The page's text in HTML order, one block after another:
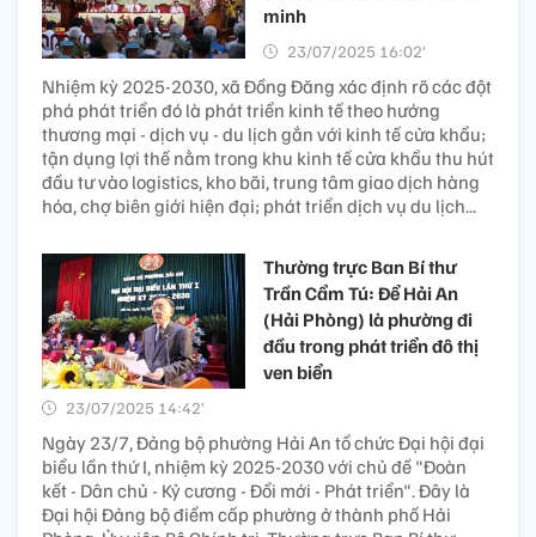
minh
23/07/2025 16:02’
Nhiệm kỳ 2025-2030, xã Đồng Đăng xác định rõ các đột
phá phát triển đó là phát triển kinh tế theo hướng
thương mại - dịch vụ - du lịch gắn với kinh tế cửa khẩu;
tận dụng lợi thế nằm trong khu kinh tế cửa khẩu thu hút
đầu tư vào logistics, kho bãi, trung tâm giao dịch hàng
hóa, chợ biên giới hiện đại; phát triển dịch vụ du lịch...
Thường trực Ban Bí thư
Trần Cẩm Tú: Để Hải An
(Hải Phòng) là phường đi
đầu trong phát triển đô thị
ven biển
23/07/2025 14:42’
Ngày 23/7, Đảng bộ phường Hải An tổ chức Đại hội đại
biểu lần thứ I, nhiệm kỳ 2025-2030 với chủ đề "Đoàn
kết - Dân chủ - Kỷ cương - Đổi mới - Phát triển". Đây là
Đại hội Đảng bộ điểm cấp phường ở thành phố Hải